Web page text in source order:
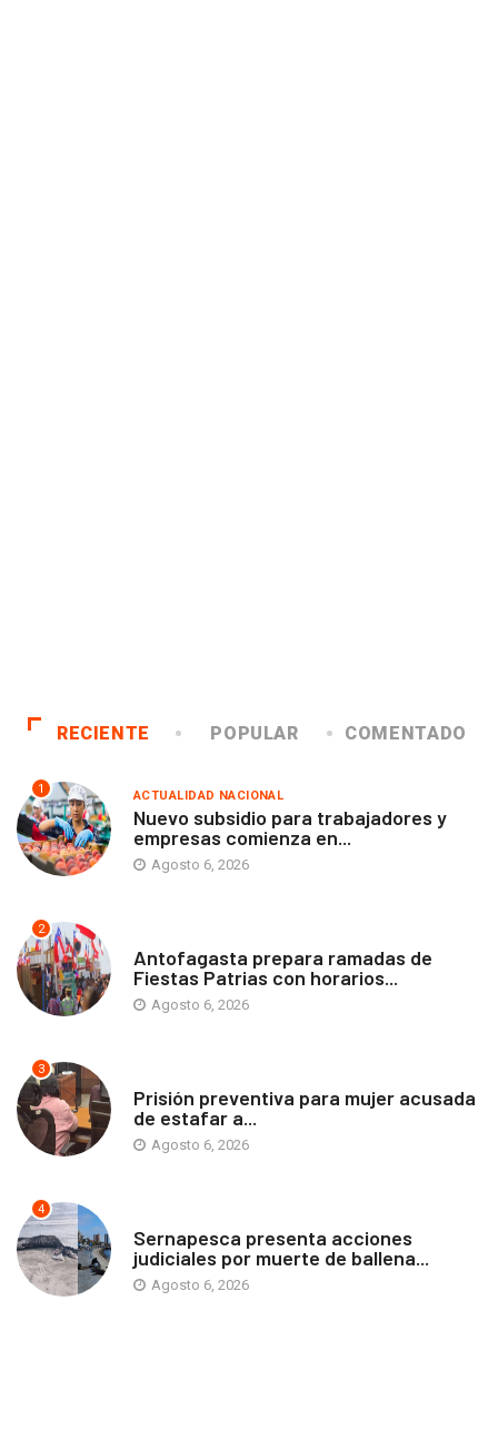
RECIENTE POPULAR COMENTADO
1 ACTUALIDAD NACIONAL
Nuevo subsidio para trabajadores y
empresas comienza en...
Agosto 6, 2026
2
Antofagasta prepara ramadas de
Fiestas Patrias con horarios...
Agosto 6, 2026
3
Prisión preventiva para mujer acusada
de estafar a...
Agosto 6, 2026
4
Sernapesca presenta acciones
judiciales por muerte de ballena...
Agosto 6, 2026